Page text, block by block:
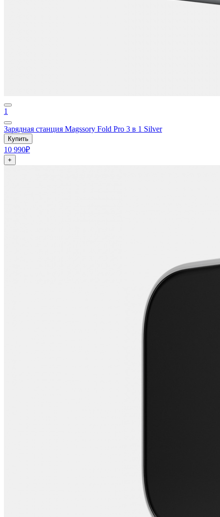
1
Зарядная станция Magssory Fold Pro 3 в 1 Silver
Купить
10 990₽
+